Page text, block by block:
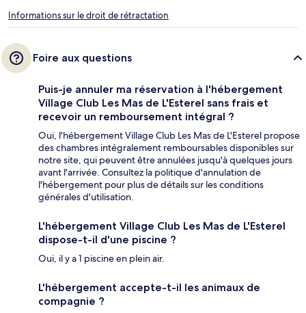
Informations sur le droit de rétractation
Foire aux questions
Puis-je annuler ma réservation à l'hébergement
Village Club Les Mas de L'Esterel sans frais et
recevoir un remboursement intégral ?
Oui, l'hébergement Village Club Les Mas de L'Esterel propose
des chambres intégralement remboursables disponibles sur
notre site, qui peuvent être annulées jusqu'à quelques jours
avant l'arrivée. Consultez la politique d'annulation de
l'hébergement pour plus de détails sur les conditions
générales d'utilisation.
L'hébergement Village Club Les Mas de L'Esterel
dispose-t-il d'une piscine ?
Oui, il y a 1 piscine en plein air.
L'hébergement accepte-t-il les animaux de
compagnie ?